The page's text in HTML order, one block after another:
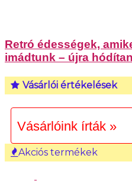
Retró édességek,
imádtunk – újra
Vásárlói értékelések
Vásárlóink írták »
Akciós termékek